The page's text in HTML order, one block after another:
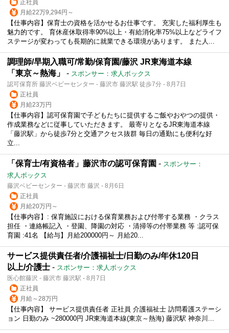
正社員
月給22万9,294円～
【仕事内容】保育士の資格を活かせるお仕事です。 充実した福利厚生も
魅力的です。 育休産休取得率90%以上・有給消化率75%以上などライフ
ステージが変わっても長期的に就業できる環境があります。 また人...
調理師/早期入職可/常勤/保育園/藤沢 JR東海道本線
「東京～熱海」
- スポンサー：求人ボックス
認可保育所 藤沢ベビーセンター - 藤沢市 藤沢駅 徒歩7分 - 8月7日
正社員
月給23万円
【仕事内容】認可保育園で子どもたちに提供するご飯やおやつの提供・
作成業務などに従事していただきます。 最寄りとなるJR東海道本線
「藤沢駅」から徒歩7分と交通アクセス抜群 毎日の通勤にも便利な好
立...
「保育士/有資格者」藤沢市の認可保育園 - スポンサー：
求人ボックス
藤沢ベビーセンター - 藤沢市 藤沢 - 8月6日
正社員
月給20万円～
【仕事内容】: 保育施設における保育業務および付帯する業務 ・クラス
担任 ・連絡帳記入 ・登園、降園の対応 ・清掃等の付帯業務 等 :認可保
育園 :41名 【給与】月給200000円～ 月給20...
サービス提供責任者/介護福祉士/日勤のみ/年休120日
以上/介護士 - スポンサー：求人ボックス
医心館藤沢 - 藤沢市 藤沢駅 - 8月7日
正社員
月給～28万円
【仕事内容】 サービス提供責任者 正社員 介護福祉士 訪問看護ステーシ
ョン 日勤のみ ~280000円 JR東海道本線(東京～熱海) 藤沢駅 神奈川...